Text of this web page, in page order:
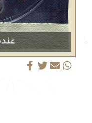
الجزيرة من